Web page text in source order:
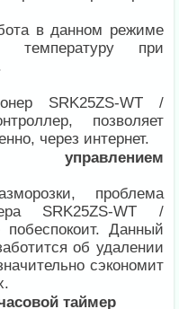
в данном режиме
температуру при
SRK25ZS-WT /
позволяет
через интернет.
управлением
проблема
SRK25ZS-WT /
Данный
об удалении
сэкономит
таймер